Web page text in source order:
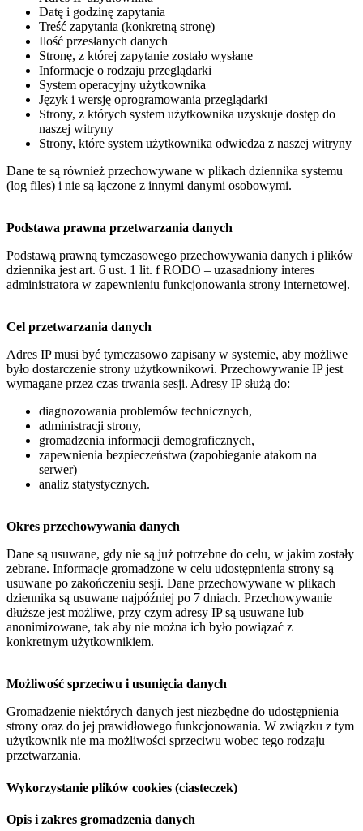
Datę i godzinę zapytania
Treść zapytania (konkretną stronę)
Ilość przesłanych danych
Stronę, z której zapytanie zostało wysłane
Informacje o rodzaju przeglądarki
System operacyjny użytkownika
Język i wersję oprogramowania przeglądarki
Strony, z których system użytkownika uzyskuje dostęp do
naszej witryny
Strony, które system użytkownika odwiedza z naszej witryny
Dane te są również przechowywane w plikach dziennika systemu
(log files) i nie są łączone z innymi danymi osobowymi.
Podstawa prawna przetwarzania danych
Podstawą prawną tymczasowego przechowywania danych i plików
dziennika jest art. 6 ust. 1 lit. f RODO – uzasadniony interes
administratora w zapewnieniu funkcjonowania strony internetowej.
Cel przetwarzania danych
Adres IP musi być tymczasowo zapisany w systemie, aby możliwe
było dostarczenie strony użytkownikowi. Przechowywanie IP jest
wymagane przez czas trwania sesji. Adresy IP służą do:
diagnozowania problemów technicznych,
administracji strony,
gromadzenia informacji demograficznych,
zapewnienia bezpieczeństwa (zapobieganie atakom na
serwer)
analiz statystycznych.
Okres przechowywania danych
Dane są usuwane, gdy nie są już potrzebne do celu, w jakim zostały
zebrane. Informacje gromadzone w celu udostępnienia strony są
usuwane po zakończeniu sesji. Dane przechowywane w plikach
dziennika są usuwane najpóźniej po 7 dniach. Przechowywanie
dłuższe jest możliwe, przy czym adresy IP są usuwane lub
anonimizowane, tak aby nie można ich było powiązać z
konkretnym użytkownikiem.
Możliwość sprzeciwu i usunięcia danych
Gromadzenie niektórych danych jest niezbędne do udostępnienia
strony oraz do jej prawidłowego funkcjonowania. W związku z tym
użytkownik nie ma możliwości sprzeciwu wobec tego rodzaju
przetwarzania.
Wykorzystanie plików cookies (ciasteczek)
Opis i zakres gromadzenia danych